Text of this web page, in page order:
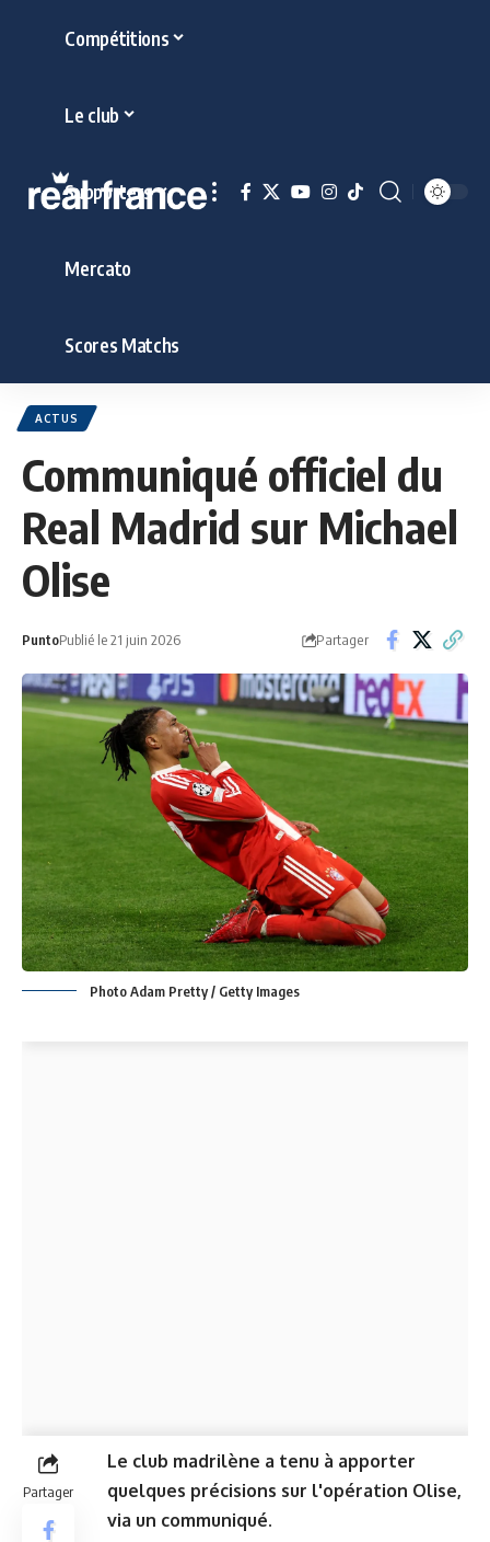
Compétitions
Le club
Supporters
Mercato
Scores Matchs
ACTUS
Communiqué officiel du
Real Madrid sur Michael
Olise
PuntoPublié le 21 juin 2026 Partager
Photo Adam Pretty / Getty Images
Partager
Le club madrilène a tenu à apporter
quelques précisions sur l'opération Olise,
via un communiqué.